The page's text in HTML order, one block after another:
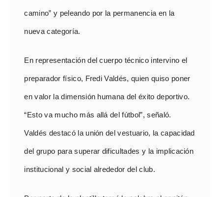
camino” y peleando por la permanencia en la
nueva categoría.
En representación del cuerpo técnico intervino el
preparador físico, Fredi Valdés, quien quiso poner
en valor la dimensión humana del éxito deportivo.
“Esto va mucho más allá del fútbol”, señaló.
Valdés destacó la unión del vestuario, la capacidad
del grupo para superar dificultades y la implicación
institucional y social alrededor del club.